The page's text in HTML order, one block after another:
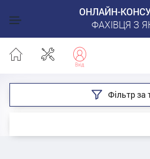
ОНЛАЙН-
ФАХІВЦЯ З
Фільтр за